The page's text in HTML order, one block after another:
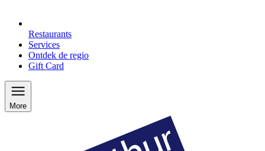
Restaurants
Services
Ontdek de regio
Gift Card
More